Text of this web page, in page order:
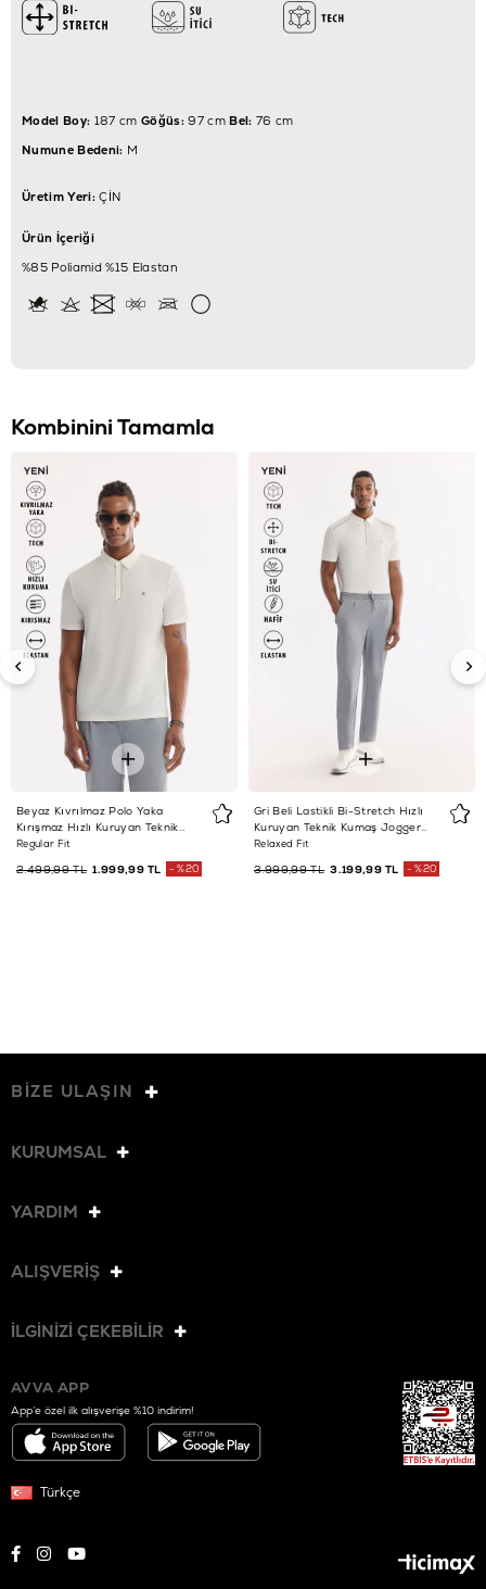
Model Boy: 187 cm Göğüs:97 cmBel: 76 cm
Numune Bedeni: M
Üretim Yeri:ÇİN
Ürün İçeriği
%85 Poliamid %15 Elastan
Kombinini Tamamla
Beyaz Kıvrılmaz Polo Yaka
Kırışmaz Hızlı Kuruyan Teknik
Kumaş T-Shirt
Regular Fit
1.999,99 TL
2.499,99 TL %20
Gri Beli Lastikli Bi-Stretch Hızlı
Kuruyan Teknik Kumaş Jogger
Pantolon
Relaxed Fit
3.199,99 TL
3.999,99 TL %20
BİZE ULAŞIN
KURUMSAL
YARDIM
ALIŞVERİŞ
İLGİNİZİ ÇEKEBİLİR
AVVA APP
App’e özel ilk alışverişe %10 indirim!
Türkçe